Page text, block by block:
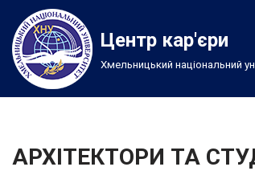
Перейти
до
вмісту
Центр кар'єри
Хмельницький національний
АРХІТЕКТОРИ ТА